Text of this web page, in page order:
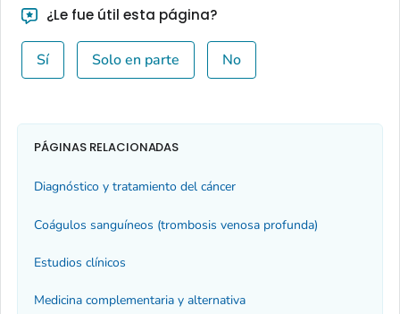
¿Le fue útil esta página?
Sí Solo en parte No
PÁGINAS RELACIONADAS
Diagnóstico y tratamiento del cáncer
Coágulos sanguíneos (trombosis venosa profunda)
Estudios clínicos
Medicina complementaria y alternativa